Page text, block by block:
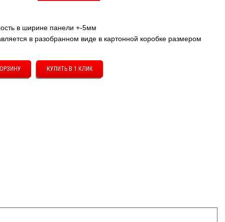
в ширине панели +-5мм
в разобранном виде в картонной коробке размером
КУПИТЬ В 1 КЛИК